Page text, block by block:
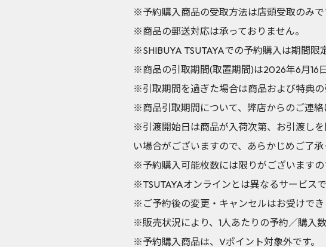
※予約購入商品の受取方法は店頭受取のみで
※商品の郵送対応は承っておりません。
※SHIBUYA TSUTAYAでの予約購入は期間
※商品の引取期間(取置期間)は2026年6月16
※引取期間を過ぎた場合は商品および特典の
※商品引取期間について、弊店からのご連絡
※引渡開始日は商品が入荷次第、お引渡し
い場合がございますので、あらかじめご了承
※予約購入可能枚数には限りがございますの
※TSUTAYAオンラインとは異なるサービスで
※ご予約後の変更・キャンセルはお受けでき
※販売状況により、1人あたりの予約／購入
※予約購入商品は、Vポイント対象外です。